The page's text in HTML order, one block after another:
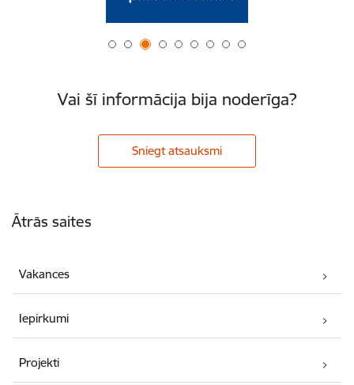
Vai šī informācija bija noderīga?
Sniegt atsauksmi
Ātrās saites
Vakances
Iepirkumi
Projekti